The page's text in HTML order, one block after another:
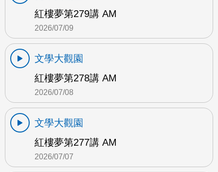
紅樓夢第279講 AM
2026/07/09
文學大觀園
紅樓夢第278講 AM
2026/07/08
文學大觀園
紅樓夢第277講 AM
2026/07/07